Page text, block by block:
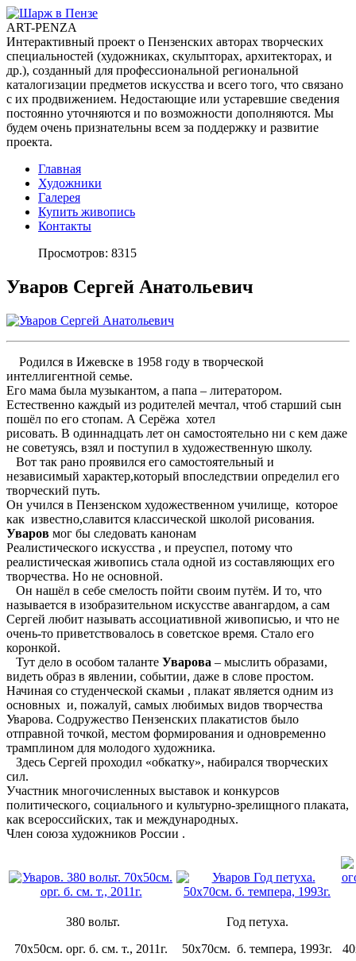
ART-PENZA
Интерактивный проект о Пензенских авторах творческих
специальностей (художниках, скульпторах, архитекторах, и
др.), созданный для профессиональной региональной
каталогизации предметов искусства и всего того, что связано
с их продвижением. Недостающие или устаревшие сведения
постоянно уточняются и по возможности дополняются. Мы
будем очень признательны всем за поддержку и развитие
проекта.
Главная
Художники
Галерея
Купить живопись
Контакты
Просмотров: 8315
Уваров Сергей Анатольевич
Родился в Ижевске в 1958 году в творческой
интеллигентной семье.
Его мама была музыкантом, а папа – литератором.
Естественно каждый из родителей мечтал, чтоб старший сын
пошёл по его стопам. А Серёжа хотел
рисовать. В одиннадцать лет он самостоятельно ни с кем даже
не советуясь, взял и поступил в художественную школу.
Вот так рано проявился его самостоятельный и
независимый характер,который впоследствии определил его
творческий путь.
Он учился в Пензенском художественном училище, которое
как известно,славится классической школой рисования.
Уваров мог бы следовать канонам
Реалистического искусства , и преуспел, потому что
реалистическая живопись стала одной из составляющих его
творчества. Но не основной.
Он нашёл в себе смелость пойти своим путём. И то, что
называется в изобразительном искусстве авангардом, а сам
Сергей любит называть ассоциативной живописью, и что не
очень-то приветствовалось в советское время. Стало его
коронкой.
Тут дело в особом таланте Уварова – мыслить образами,
видеть образ в явлении, событии, даже в слове простом.
Начиная со студенческой скамьи , плакат является одним из
основных и, пожалуй, самых любимых видов творчества
Уварова. Содружество Пензенских плакатистов было
отправной точкой, местом формирования и одновременно
трамплином для молодого художника.
Здесь Сергей проходил «обкатку», набирался творческих
сил.
Участник многочисленных выставок и конкурсов
политического, социального и культурно-зрелищного плаката,
как всероссийских, так и международных.
Член союза художников России .
380 вольт.
70х50см. орг. б. см. т., 2011г.
Год петуха.
50х70см. б. темпера, 1993г.